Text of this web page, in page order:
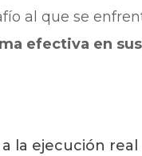
al que se
efectiva en
la ejecución real